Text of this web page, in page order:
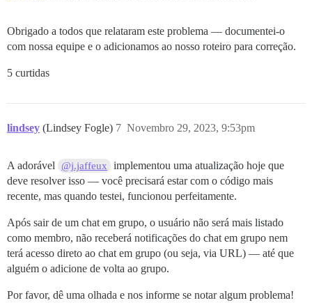
Obrigado a todos que relataram este problema — documentei-o
com nossa equipe e o adicionamos ao nosso roteiro para correção.
5 curtidas
lindsey (Lindsey Fogle) Novembro 29, 2023, 9:53pm
7
A adorável @j.jaffeux
implementou uma atualização hoje que
deve resolver isso — você precisará estar com o código mais
recente, mas quando testei, funcionou perfeitamente.
Após sair de um chat em grupo, o usuário não será mais listado
como membro, não receberá notificações do chat em grupo nem
terá acesso direto ao chat em grupo (ou seja, via URL) — até que
alguém o adicione de volta ao grupo.
Por favor, dê uma olhada e nos informe se notar algum problema!